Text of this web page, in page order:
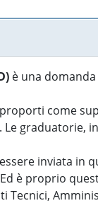
è una
come
graduatorie,
inviata in
è proprio
Tecnici,